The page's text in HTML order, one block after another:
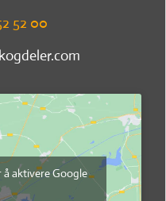
52 00
aktivere Google